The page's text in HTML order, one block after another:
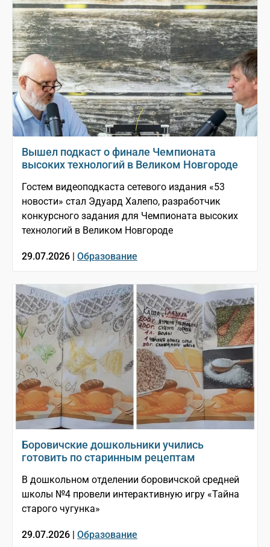
Вышел подкаст о финале Чемпионата
высоких технологий в Великом Новгороде
Гостем видеоподкаста сетевого издания «53
новости» стал Эдуард Халепо, разработчик
конкурсного задания для Чемпионата высоких
технологий в Великом Новгороде
29.07.2026 | Образование
Боровичские дошкольники учились
готовить по старинным рецептам
В дошкольном отделении боровичской средней
школы №4 провели интерактивную игру «Тайна
старого чугунка»
29.07.2026 | Образование